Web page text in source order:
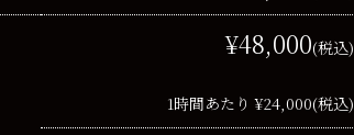
¥48,000(税込)
1時間あたり ¥24,000(税込)